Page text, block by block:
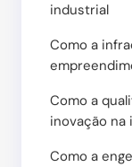
industrial
Como a
Como a
inovação na
Como a